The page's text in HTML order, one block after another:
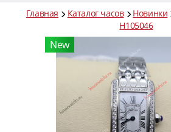
Главная Каталог часов Новинки
H105046
New